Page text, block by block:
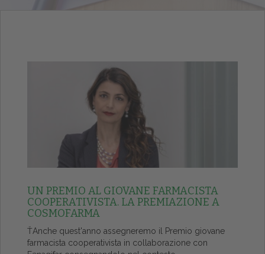
UN PREMIO AL GIOVANE FARMACISTA
COOPERATIVISTA. LA PREMIAZIONE A
COSMOFARMA
ŤAnche quest'anno assegneremo il Premio giovane
farmacista cooperativista in collaborazione con